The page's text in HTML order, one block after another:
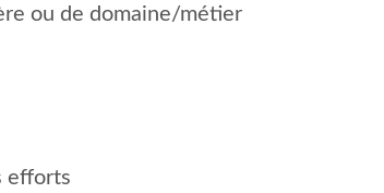
ou de domaine/métier
efforts